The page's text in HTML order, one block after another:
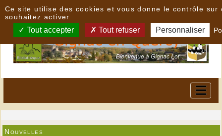
Nouvelles
Ce site utilise des cookies et vous donne le contrôle sur
souhaitez activer
Tout accepter Tout refuser Personnaliser